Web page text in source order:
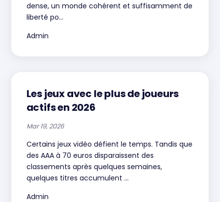
dense, un monde cohérent et suffisamment de
liberté po...
Admin
Les jeux avec le plus de joueurs
actifs en 2026
Mar 19, 2026
Certains jeux vidéo défient le temps. Tandis que
des AAA à 70 euros disparaissent des
classements après quelques semaines,
quelques titres accumulent ...
Admin